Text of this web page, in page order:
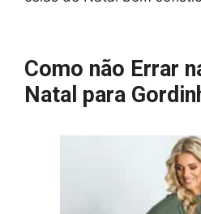
Como não Errar
Natal para